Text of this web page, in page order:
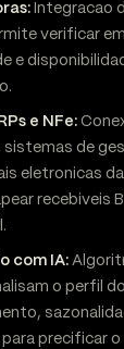
Integracao
verificar
e
e NFe:
de
eletronicas
recebiveis
com IA:
o perfil
precificar o